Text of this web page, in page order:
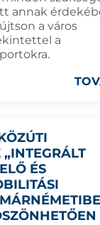
annak
a város
a
ÉS